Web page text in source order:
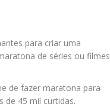
para criar uma
de séries ou filmes
de fazer maratona para
de 45 mil curtidas.